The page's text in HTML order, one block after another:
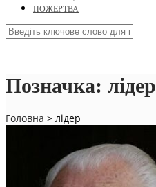
ПОЖЕРТВА
Позначка: лідер
Головна > лідер